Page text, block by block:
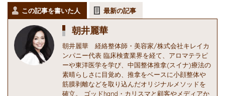
この記事を書いた人 最新の記事
朝井麗華
朝井麗華 経絡整体師・美容家/株式会社キレイカ
ンパニー代表 臨床検査業界を経て、アロマテラピ
ーや東洋医学を学び、中国整体推拿(スイナ)療法の
素晴らしさに目覚め、推拿をベースに小顔整体や
筋膜剥離などを取り込んだオリジナルメソッドを
確立。 ゴッドhand・カリスマと顧客やメディアか